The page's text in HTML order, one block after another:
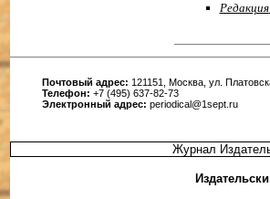
Редакция
Почтовый адрес: 121151, Москва, ул.
Телефон: +7 (495) 637-82-73
Электронный адрес: periodical@1sept.ru
Журнал